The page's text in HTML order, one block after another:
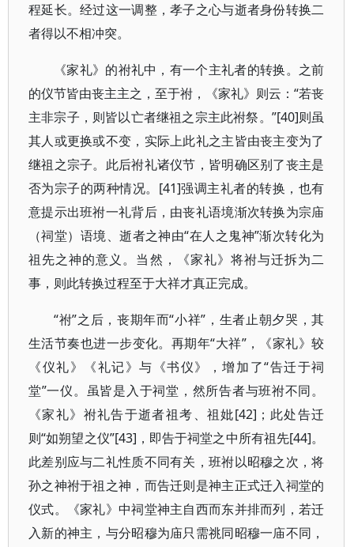
程延长。经过这一调整，孝子之心与逝者身份转换二
者得以不相冲突。
《家礼》的祔礼中，有一个主礼者的转换。之前
的仪节皆由丧主主之，至于祔，《家礼》则云：“若丧
主非宗子，则皆以亡者继祖之宗主此祔祭。”[40]则虽
其人或更换或不变，实际上此礼之主皆由丧主变为了
继祖之宗子。此后祔礼诸仪节，皆明确区别了丧主是
否为宗子的两种情况。[41]强调主礼者的转换，也有
意提示出班祔一礼背后，由丧礼语境渐次转换为宗庙
（祠堂）语境、逝者之神由“在人之鬼神”渐次转化为
祖先之神的意义。当然，《家礼》将祔与迁拆为二
事，则此转换过程至于大祥才真正完成。
“祔”之后，丧期年而“小祥”，生者止朝夕哭，其
生活节奏也进一步变化。再期年“大祥”，《家礼》较
《仪礼》《礼记》与《书仪》，增加了“告迁于祠
堂”一仪。虽皆是入于祠堂，然所告者与班祔不同。
《家礼》祔礼告于逝者祖考、祖妣[42]；此处告迁
则“如朔望之仪”[43]，即告于祠堂之中所有祖先[44]。
此差别应与二礼性质不同有关，班祔以昭穆之次，将
孙之神祔于祖之神，而告迁则是神主正式迁入祠堂的
仪式。《家礼》中祠堂神主自西而东并排而列，若迁
入新的神主，与分昭穆为庙只需祧同昭穆一庙不同，